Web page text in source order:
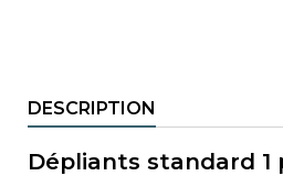
DESCRIPTION
Dépliants standard 1